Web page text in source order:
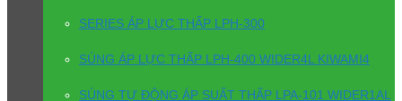
SERIES ÁP LỰC THẤP LPH-300
SÚNG ÁP LỰC THẤP LPH-400 WIDER4L KIWAMI4
SÚNG TỰ ĐỘNG ÁP SUẤT THẤP LPA-101 WIDER1AL